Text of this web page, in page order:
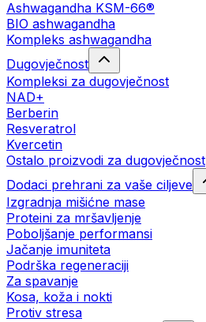
Ashwagandha KSM-66®
BIO ashwagandha
Kompleks ashwagandha
Dugovječnost
Kompleksi za dugovječnost
NAD+
Berberin
Resveratrol
Kvercetin
Ostalo proizvodi za dugovječnost
Dodaci prehrani za vaše ciljeve
Izgradnja mišićne mase
Proteini za mršavljenje
Poboljšanje performansi
Jačanje imuniteta
Podrška regeneraciji
Za spavanje
Kosa, koža i nokti
Protiv stresa